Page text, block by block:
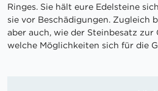
Ringes. Sie hält eure Edelsteine
sie vor Beschädigungen. Zugleich
aber auch, wie der Steinbesatz
welche Möglichkeiten sich für die